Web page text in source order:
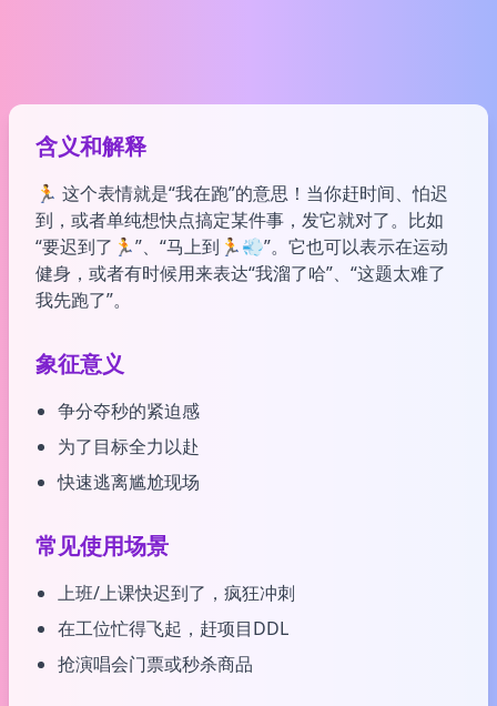
含义和解释
🏃 这个表情就是“我在跑”的意思！当你赶时间、怕迟
到，或者单纯想快点搞定某件事，发它就对了。比如
“要迟到了🏃”、“马上到🏃💨”。它也可以表示在运动
健身，或者有时候用来表达“我溜了哈”、“这题太难了
我先跑了”。
象征意义
争分夺秒的紧迫感
为了目标全力以赴
快速逃离尴尬现场
常见使用场景
上班/上课快迟到了，疯狂冲刺
在工位忙得飞起，赶项目DDL
抢演唱会门票或秒杀商品